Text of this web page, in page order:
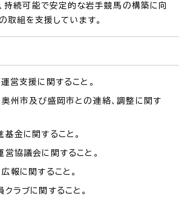
持続可能で安定的な岩手競馬の構築に向
取組を支援しています。
営支援に関すること。
州市及び盛岡市との連絡、調整に関す
金に関すること。
協議会に関すること。
報に関すること。
ラブに関すること。